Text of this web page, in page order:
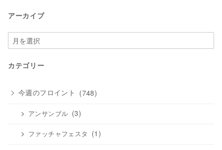
アーカイブ
ア
ー
イ
カテゴリー
今週のフロイント (748)
アンサンブル (3)
ファッチャフェスタ (1)